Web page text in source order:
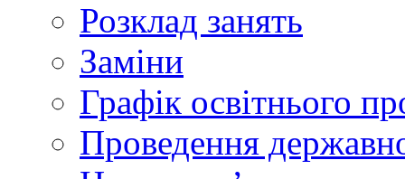
Розклад занять
Заміни
Графік освітнього
Проведення